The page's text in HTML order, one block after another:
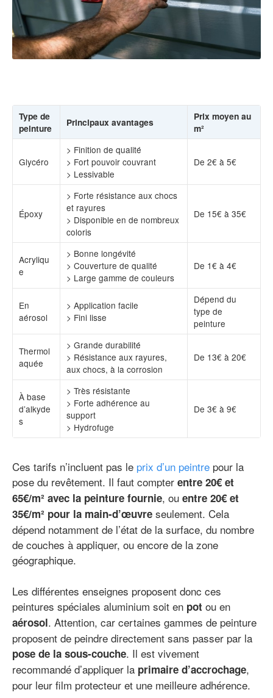
Type de
peinture
Principaux avantages
Prix moyen au
m²
Glycéro
> Finition de qualité
> Fort pouvoir couvrant
> Lessivable
De 2€ à 5€
Époxy
> Forte résistance aux chocs
et rayures
> Disponible en de nombreux
coloris
De 15€ à 35€
Acryliqu
e
> Bonne longévité
> Couverture de qualité
> Large gamme de couleurs
De 1€ à 4€
En
aérosol
> Application facile
> Fini lisse
Dépend du
type de
peinture
Thermol
aquée
> Grande durabilité
> Résistance aux rayures,
aux chocs, à la corrosion
De 13€ à 20€
À base
d’alkyde
s
> Très résistante
> Forte adhérence au
support
> Hydrofuge
De 3€ à 9€
Ces tarifs n’incluent pas le prix d’un peintre pour la
pose du revêtement. Il faut compter entre 20€ et
65€/m² avec la peinture fournie, ou entre 20€ et
35€/m² pour la main-d’œuvre seulement. Cela
dépend notamment de l’état de la surface, du nombre
de couches à appliquer, ou encore de la zone
géographique.
Les différentes enseignes proposent donc ces
peintures spéciales aluminium soit en pot ou en
aérosol. Attention, car certaines gammes de peinture
proposent de peindre directement sans passer par la
pose de la sous-couche. Il est vivement
recommandé d’appliquer la primaire d’accrochage,
pour leur film protecteur et une meilleure adhérence.